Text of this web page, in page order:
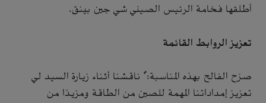
أطلقها فخامة الرئيس الصيني شي جين بينق.
تعزيز الروابط القائمة
صرّح الفالح بهذه المناسبة:" ناقشنا أثناء زيارة السيد لي
تعزيز إمداداتنا المهمة للصين من الطاقة ومزيدًا من